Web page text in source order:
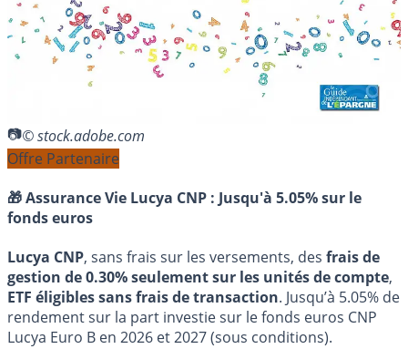
© stock.adobe.com
Offre Partenaire
🎁 Assurance Vie Lucya CNP : Jusqu'à 5.05% sur le
fonds euros
Lucya CNP, sans frais sur les versements, des frais de
gestion de 0.30% seulement sur les unités de compte,
ETF éligibles sans frais de transaction. Jusqu’à 5.05% de
rendement sur la part investie sur le fonds euros CNP
Lucya Euro B en 2026 et 2027 (sous conditions).